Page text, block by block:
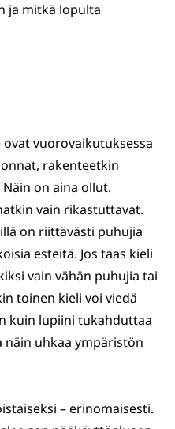
ja mitkä lopulta
ovat vuorovaikutuksessa
rakenteetkin
on aina ollut.
vain rikastuttavat.
on riittävästi puhujia
esteitä. Jos taas kieli
vain vähän puhujia tai
toinen kieli voi viedä
kuin lupiini tukahduttaa
uhkaa ympäristön
– erinomaisesti.